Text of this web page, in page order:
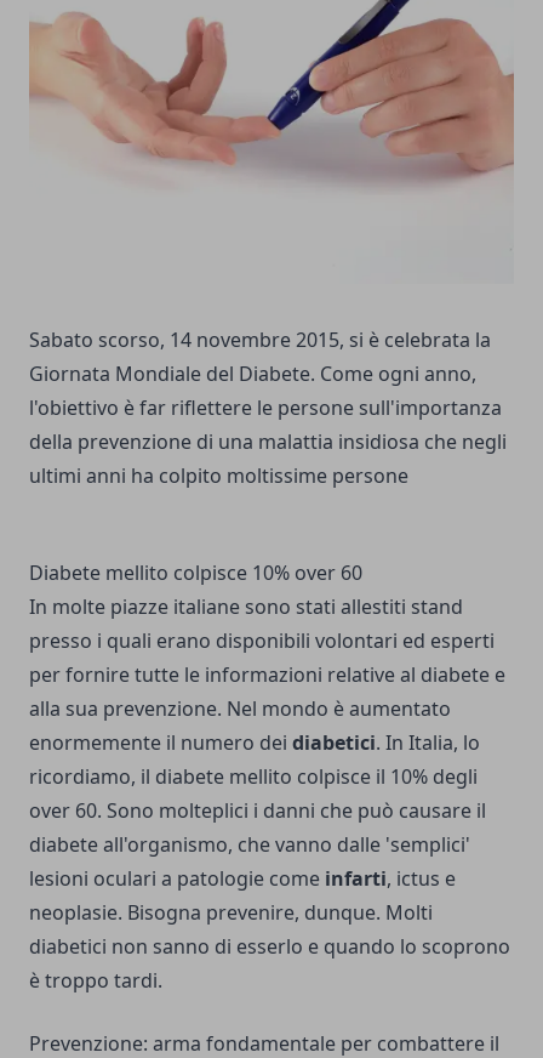
Sabato scorso, 14 novembre 2015, si è celebrata la
Giornata Mondiale del Diabete. Come ogni anno,
l'obiettivo è far riflettere le persone sull'importanza
della prevenzione di una malattia insidiosa che negli
ultimi anni ha colpito moltissime persone
Diabete mellito colpisce 10% over 60
In molte piazze italiane sono stati allestiti stand
presso i quali erano disponibili volontari ed esperti
per fornire tutte le informazioni relative al diabete e
alla sua prevenzione. Nel mondo è aumentato
enormemente il numero dei diabetici. In Italia, lo
ricordiamo, il diabete mellito colpisce il 10% degli
over 60. Sono molteplici i danni che può causare il
diabete all'organismo, che vanno dalle 'semplici'
lesioni oculari a patologie come infarti, ictus e
neoplasie. Bisogna prevenire, dunque. Molti
diabetici non sanno di esserlo e quando lo scoprono
è troppo tardi.
Prevenzione: arma fondamentale per combattere il